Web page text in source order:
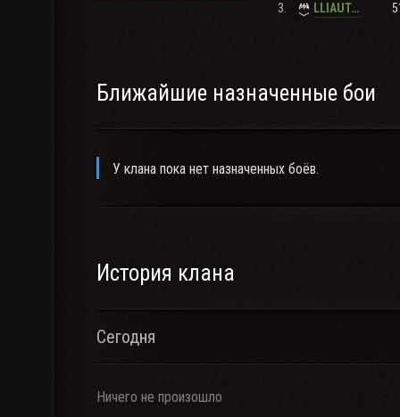
3. LLIAUTAH_Norilsk
Ближайшие назначенные бои
У клана пока нет назначенных боёв.
История клана
Сегодня
Ничего не произошло